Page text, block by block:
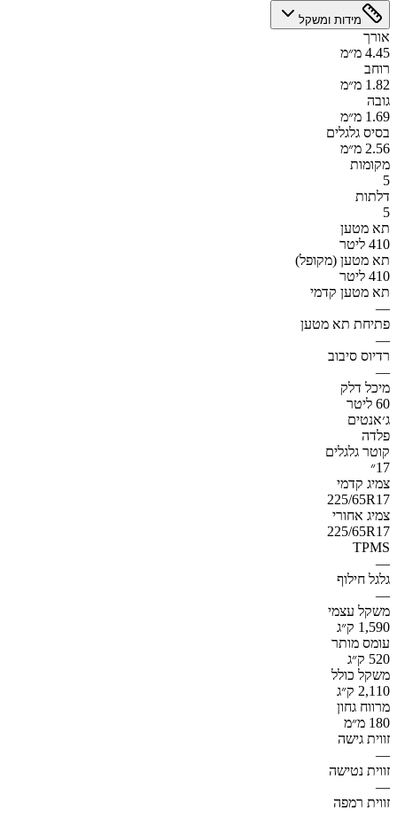
מידות ומשקל
אורך
4.45 מ״מ
רוחב
1.82 מ״מ
גובה
1.69 מ״מ
בסיס גלגלים
2.56 מ״מ
מקומות
5
דלתות
5
תא מטען
410 ליטר
תא מטען (מקופל)
410 ליטר
תא מטען קדמי
—
פתיחת תא מטען
—
רדיוס סיבוב
—
מיכל דלק
60 ליטר
ג׳אנטים
פלדה
קוטר גלגלים
17״
צמיג קדמי
225/65R17
צמיג אחורי
225/65R17
TPMS
—
גלגל חילוף
—
משקל עצמי
1,590 ק״ג
עומס מותר
520 ק״ג
משקל כולל
2,110 ק״ג
מרווח גחון
180 מ״מ
זווית גישה
—
זווית נטישה
—
זווית רמפה